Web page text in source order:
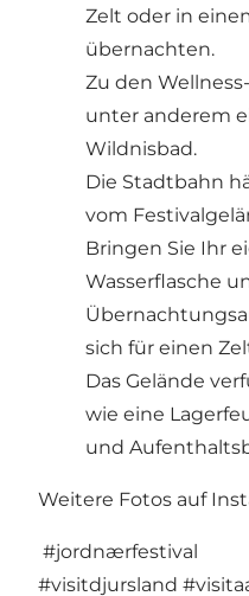
Zelt oder in
übernachten.
Zu den
unter anderem
Wildnisbad.
Die Stadtbahn
vom
Bringen Sie Ihr
Wasserflasche
sich für einen
Das Gelände
wie eine
und
Weitere Fotos auf
#jordnærfestival
#visitdjursland